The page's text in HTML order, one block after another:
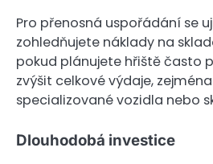
Pro přenosná uspořádání se
zohledňujete náklady na
pokud plánujete hřiště často
zvýšit celkové výdaje,
specializované vozidla nebo
Dlouhodobá investice